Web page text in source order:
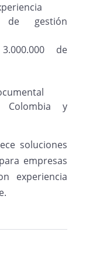
de gestión
de
Colombia y
soluciones
empresas
experiencia